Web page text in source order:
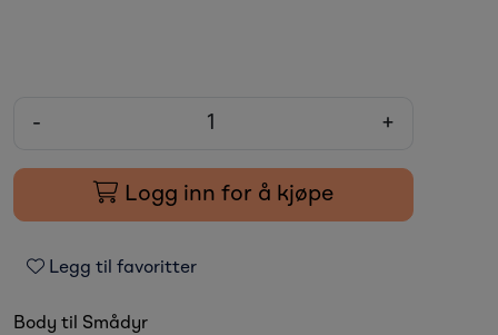
- +
Logg inn for å kjøpe
Legg til favoritter
Body til Smådyr